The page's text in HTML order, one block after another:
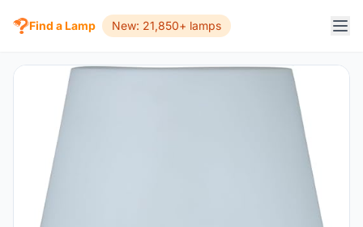
Find a Lamp New: 21,850+ lamps